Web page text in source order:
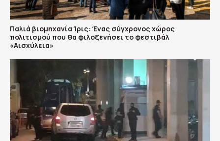
Παλιά βιομηχανία Ίρις: Ένας σύγχρονος χώρος
πολιτισμού που θα φιλοξενήσει το φεστιβάλ
«Αισχύλεια»